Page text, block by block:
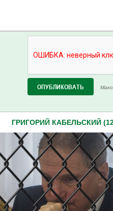
ГРИГОРИЙ КАБЕЛЬСКИЙ